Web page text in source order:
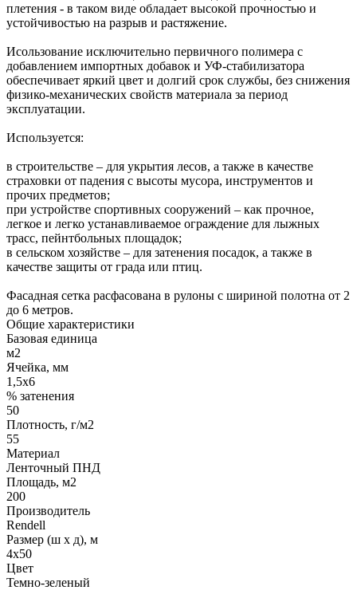
плетения - в таком виде обладает высокой прочностью и
устойчивостью на разрыв и растяжение.
Исользование исключительно первичного полимера с
добавлением импортных добавок и УФ-стабилизатора
обеспечивает яркий цвет и долгий срок службы, без снижения
физико-механических свойств материала за период
эксплуатации.
Используется:
в строительстве – для укрытия лесов, а также в качестве
страховки от падения с высоты мусора, инструментов и
прочих предметов;
при устройстве спортивных сооружений – как прочное,
легкое и легко устанавливаемое ограждение для лыжных
трасс, пейнтбольных площадок;
в сельском хозяйстве – для затенения посадок, а также в
качестве защиты от града или птиц.
Фасадная сетка расфасована в рулоны с шириной полотна от 2
до 6 метров.
Общие характеристики
Базовая единица
м2
Ячейка, мм
1,5х6
% затенения
50
Плотность, г/м2
55
Материал
Ленточный ПНД
Площадь, м2
200
Производитель
Rendell
Размер (ш х д), м
4х50
Цвет
Темно-зеленый